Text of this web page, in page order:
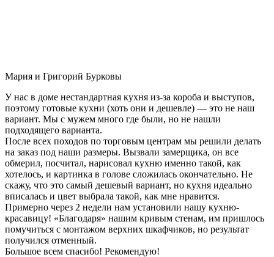
Мария и Григорий Бурковы
У нас в доме нестандартная кухня из-за короба и выступов,
поэтому готовые кухни (хоть они и дешевле) — это не наш
вариант. Мы с мужем много где были, но не нашли
подходящего варианта.
После всех походов по торговым центрам мы решили делать
на заказ под наши размеры. Вызвали замерщика, он все
обмерил, посчитал, нарисовал кухню именно такой, как
хотелось, и картинка в голове сложилась окончательно. Не
скажу, что это самый дешевый вариант, но кухня идеально
вписалась и цвет выбрала такой, как мне нравится.
Примерно через 2 недели нам установили нашу кухню-
красавицу! «Благодаря» нашим кривым стенам, им пришлось
помучиться с монтажом верхних шкафчиков, но результат
получился отменный.
Большое всем спасибо! Рекомендую!